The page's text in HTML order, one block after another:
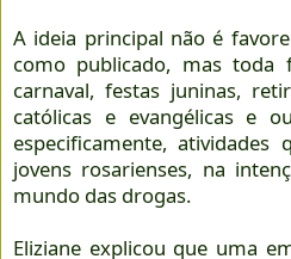
A ideia principal não é
como publicado, mas
carnaval, festas juninas,
católicas e evangélicas e
especificamente, atividades
jovens rosarienses, na
mundo das drogas.
Eliziane explicou que uma